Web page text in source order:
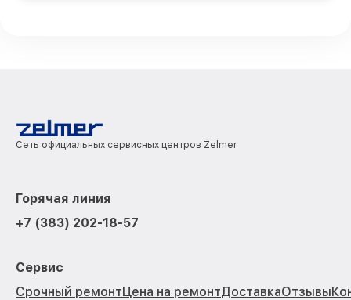
Сеть официальных сервисных центров Zelmer
Горячая линия
+7 (383) 202-18-57
Сервис
Срочный ремонтЦена на ремонтДоставкаОтзывы